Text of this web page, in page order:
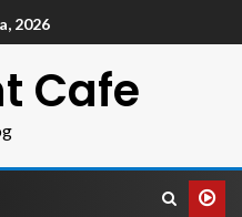
2026
Cafe